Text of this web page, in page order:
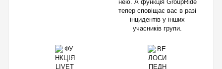
нею. А функція GroupRide
тепер сповіщає вас в разі
інцидентів у інших
учасників групи.